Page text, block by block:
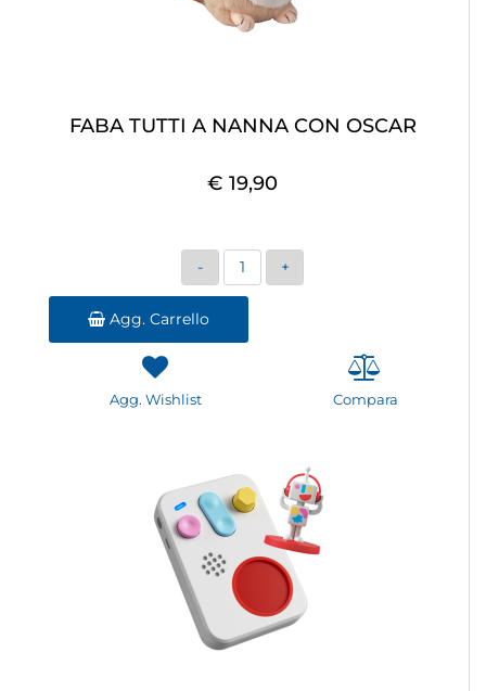
FABA TUTTI A NANNA CON OSCAR
€ 19,90
Quantità
Agg. Carrello
Agg. Wishlist Compara